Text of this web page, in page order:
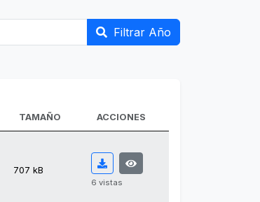
Filtrar Año
TAMAÑO ACCIONES
707 kB
6 vistas